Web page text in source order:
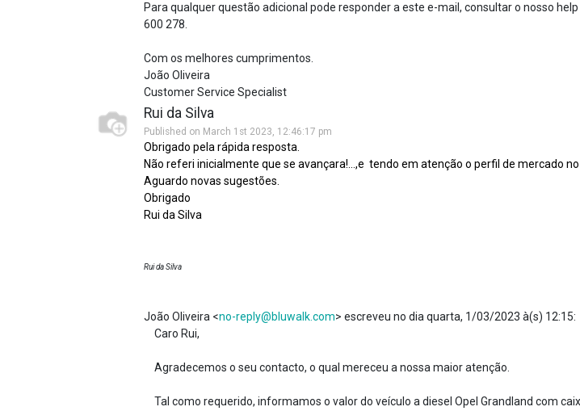
Para qualquer questão adicional pode responder a este e-mail, consultar o nosso
600 278.
Com os melhores cumprimentos.
João Oliveira
Customer Service Specialist
Rui da Silva
Published on March 1st 2023, 12:46:17 pm
Obrigado pela rápida resposta.
Não referi inicialmente que se avançara!...,e tendo em atenção o perfil de mercado
Aguardo novas sugestões.
Obrigado
Rui da Silva
Rui da Silva
João Oliveira <no-reply@bluwalk.com> escreveu no dia quarta, 1/03/2023 à(s) 12:15:
Caro Rui,
Agradecemos o seu contacto, o qual mereceu a nossa maior atenção.
Tal como requerido, informamos o valor do veículo a diesel Opel Grandland com